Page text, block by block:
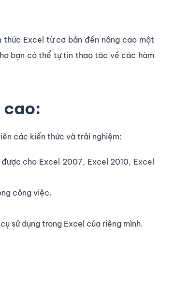
Excel từ cơ bản đến nâng cao một
bạn có thể tự tin thao tác về các hàm
cao:
các kiến thức và trải nghiệm:
cho Excel 2007, Excel 2010, Excel
công việc.
sử dụng trong Excel của riêng mình.